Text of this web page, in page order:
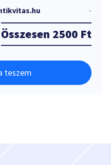
-
Összesen 2500 Ft
teszem